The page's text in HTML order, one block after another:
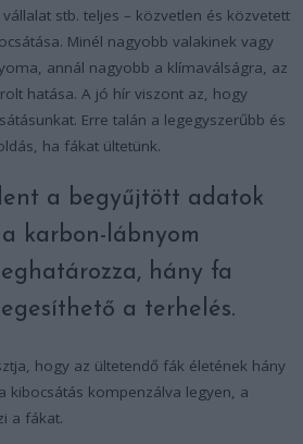
stb. teljes – közvetlen és közvetett
Minél nagyobb valakinek vagy
annál nagyobb a klímaválságra, az
hatása. A jó hír viszont az, hogy
Erre talán a legegyszerűbb és
ha fákat ültetünk.
a begyűjtött adatok
karbon-lábnyom
hány fa
a terhelés.
hogy az ültetendő fák életének hány
kibocsátás kompenzálva legyen, a
a fákat.